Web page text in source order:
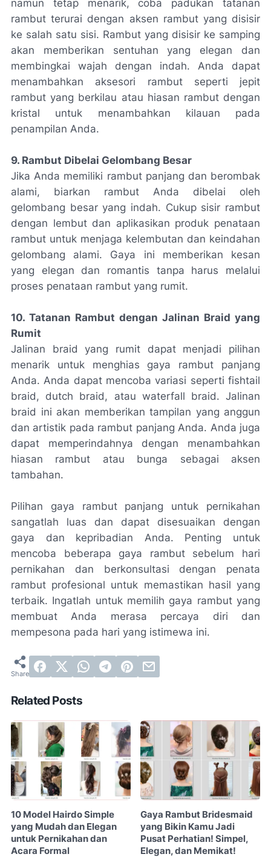
namun tetap menarik, coba padukan tatanan
rambut terurai dengan aksen rambut yang disisir
ke salah satu sisi. Rambut yang disisir ke samping
akan memberikan sentuhan yang elegan dan
membingkai wajah dengan indah. Anda dapat
menambahkan aksesori rambut seperti jepit
rambut yang berkilau atau hiasan rambut dengan
kristal untuk menambahkan kilauan pada
penampilan Anda.
9. Rambut Dibelai Gelombang Besar
Jika Anda memiliki rambut panjang dan berombak
alami, biarkan rambut Anda dibelai oleh
gelombang besar yang indah. Cukup sisir rambut
dengan lembut dan aplikasikan produk penataan
rambut untuk menjaga kelembutan dan keindahan
gelombang alami. Gaya ini memberikan kesan
yang elegan dan romantis tanpa harus melalui
proses penataan rambut yang rumit.
10. Tatanan Rambut dengan Jalinan Braid yang
Rumit
Jalinan braid yang rumit dapat menjadi pilihan
menarik untuk menghias gaya rambut panjang
Anda. Anda dapat mencoba variasi seperti fishtail
braid, dutch braid, atau waterfall braid. Jalinan
braid ini akan memberikan tampilan yang anggun
dan artistik pada rambut panjang Anda. Anda juga
dapat memperindahnya dengan menambahkan
hiasan rambut atau bunga sebagai aksen
tambahan.
Pilihan gaya rambut panjang untuk pernikahan
sangatlah luas dan dapat disesuaikan dengan
gaya dan kepribadian Anda. Penting untuk
mencoba beberapa gaya rambut sebelum hari
pernikahan dan berkonsultasi dengan penata
rambut profesional untuk memastikan hasil yang
terbaik. Ingatlah untuk memilih gaya rambut yang
membuat Anda merasa percaya diri dan
mempesona pada hari yang istimewa ini.
Related Posts
10 Model Hairdo Simple
yang Mudah dan Elegan
untuk Pernikahan dan
Acara Formal
Gaya Rambut Bridesmaid
yang Bikin Kamu Jadi
Pusat Perhatian! Simpel,
Elegan, dan Memikat!